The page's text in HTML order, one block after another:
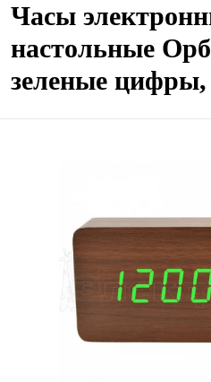
Часы
настольные
зеленые цифры,